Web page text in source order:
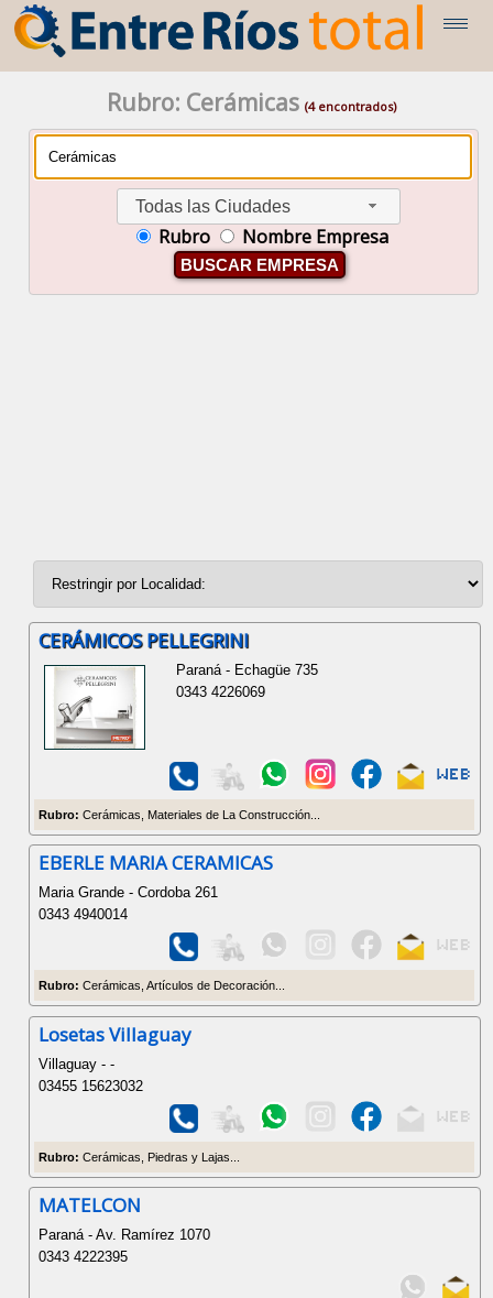
Rubro: Cerámicas (4 encontrados)
Todas las Ciudades
Rubro Nombre Empresa
BUSCAR EMPRESA
CERÁMICOS PELLEGRINI
Paraná - Echagüe 735
0343 4226069
Rubro: Cerámicas, Materiales de La Construcción...
EBERLE MARIA CERAMICAS
Maria Grande - Cordoba 261
0343 4940014
Rubro: Cerámicas, Artículos de Decoración...
Losetas Villaguay
Villaguay - -
03455 15623032
Rubro: Cerámicas, Piedras y Lajas...
MATELCON
Paraná - Av. Ramírez 1070
0343 4222395